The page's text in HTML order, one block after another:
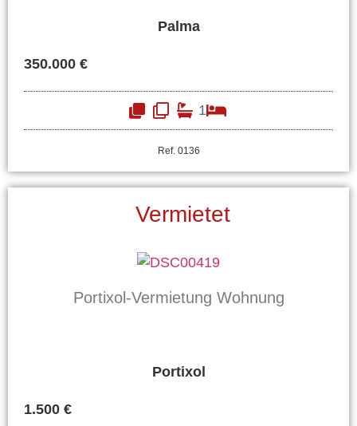
Palma
350.000 €
1
Ref. 0136
Vermietet
Portixol-Vermietung Wohnung
Portixol
1.500 €